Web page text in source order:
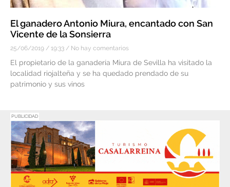
El ganadero Antonio Miura, encantado con San
Vicente de la Sonsierra
25/06/2019 19:33 No hay comentarios
El propietario de la ganadería Miura de Sevilla ha visitado la
localidad riojalteña y se ha quedado prendado de su
patrimonio y sus vinos
PUBLICIDAD